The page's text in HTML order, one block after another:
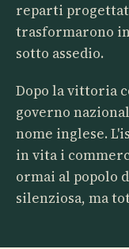
reparti
trasformarono
sotto assedio.
Dopo la vittoria
governo
nome inglese.
in vita i
ormai al popolo
silenziosa, ma